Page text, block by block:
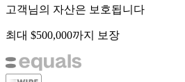
고객님의 자산은 보호됩니다
최대 $500,000까지 보장